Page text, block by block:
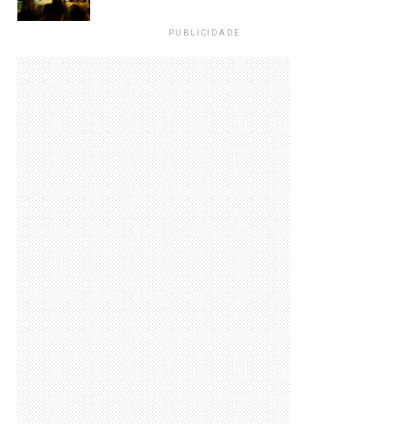
PUBLICIDADE